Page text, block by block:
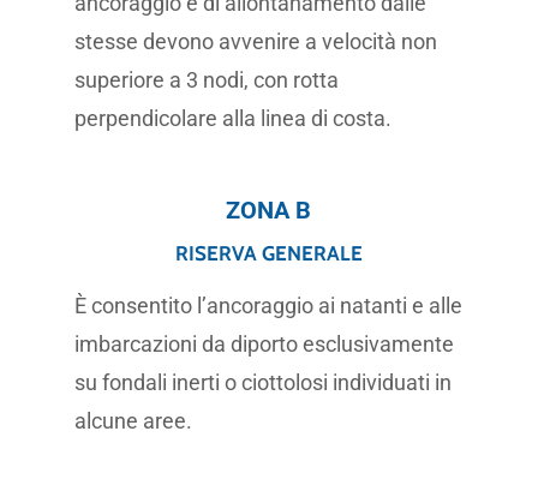
stesse devono avvenire a velocità non
superiore a 3 nodi, con rotta
perpendicolare alla linea di costa.
ZONA B
RISERVA GENERALE
È consentito l’ancoraggio ai natanti e alle
imbarcazioni da diporto esclusivamente
su fondali inerti o ciottolosi individuati in
alcune aree.